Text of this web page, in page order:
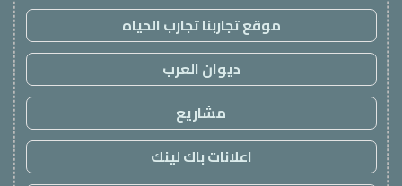
موقع تجاربنا تجارب الحياه
ديوان العرب
مشاريع
اعلانات باك لينك